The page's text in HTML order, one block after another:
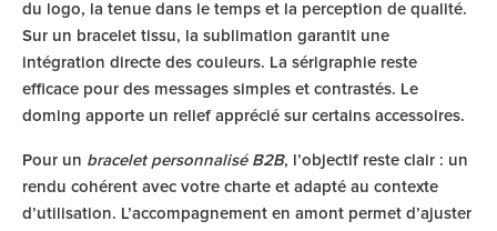
du logo, la tenue dans le temps et la perception de qualité.
Sur un bracelet tissu, la sublimation garantit une
intégration directe des couleurs. La sérigraphie reste
efficace pour des messages simples et contrastés. Le
doming apporte un relief apprécié sur certains accessoires.
Pour un bracelet personnalisé B2B, l’objectif reste clair : un
rendu cohérent avec votre charte et adapté au contexte
d’utilisation. L’accompagnement en amont permet d’ajuster